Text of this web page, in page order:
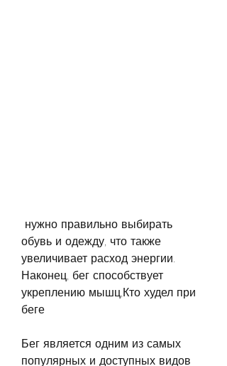
обувь и одежду, что также
увеличивает расход энергии.
Наконец, бег способствует
укреплению мышц,Кто худел при
беге
Бег является одним из самых
популярных и доступных видов